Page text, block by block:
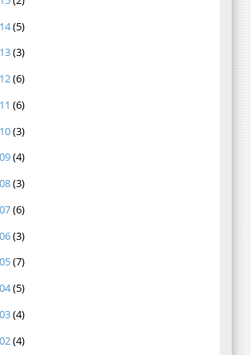
(5)
(3)
(6)
(6)
(3)
(4)
(3)
(6)
(3)
(7)
(5)
(4)
(4)